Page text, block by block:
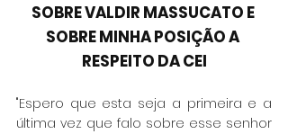
SOBRE VALDIR MASSUCATO E
SOBRE MINHA POSIÇÃO A
RESPEITO DA CEI
"Espero que esta seja a primeira e a
última vez que falo sobre esse senhor